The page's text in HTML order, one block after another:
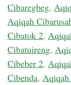
Cibaregbeg,
Aqiqah
Cibatok 2,
Cibatuireng,
Cibeber 2,
Cibenda,